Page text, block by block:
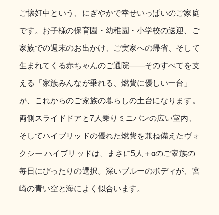
ご懐妊中という、にぎやかで幸せいっぱいのご家庭
です。お子様の保育園・幼稚園・小学校の送迎、ご
家族での週末のお出かけ、ご実家への帰省、そして
生まれてくる赤ちゃんのご通院――そのすべてを支
える「家族みんなが乗れる、燃費に優しい一台」
が、これからのご家族の暮らしの土台になります。
両側スライドドアと7人乗りミニバンの広い室内、
そしてハイブリッドの優れた燃費を兼ね備えたヴォ
クシー ハイブリッドは、まさに5人＋αのご家族の
毎日にぴったりの選択。深いブルーのボディが、宮
崎の青い空と海によく似合います。